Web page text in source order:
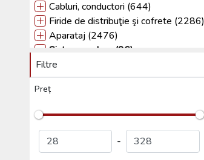
Cabluri, conductori (644)
Firide de distribuţie şi cofrete (2286)
Aparataj (2476)
Sisteme solare (86)
Invertor grid fotovoltaic (18)
Colector de date fotovoltaic (1)
Filtre
Preț
-